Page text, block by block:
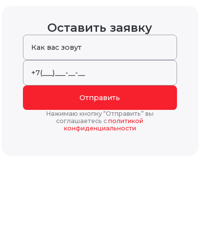
Оставить заявку
Отправить
Нажимаю кнопку “Отправить” вы
соглашаетесь сполитикой
конфиденциальности